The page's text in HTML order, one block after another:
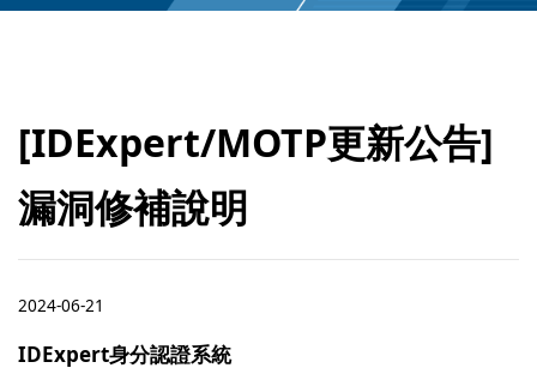
[IDExpert/MOTP更新公告]
漏洞修補說明
2024-06-21
IDExpert身分認證系統